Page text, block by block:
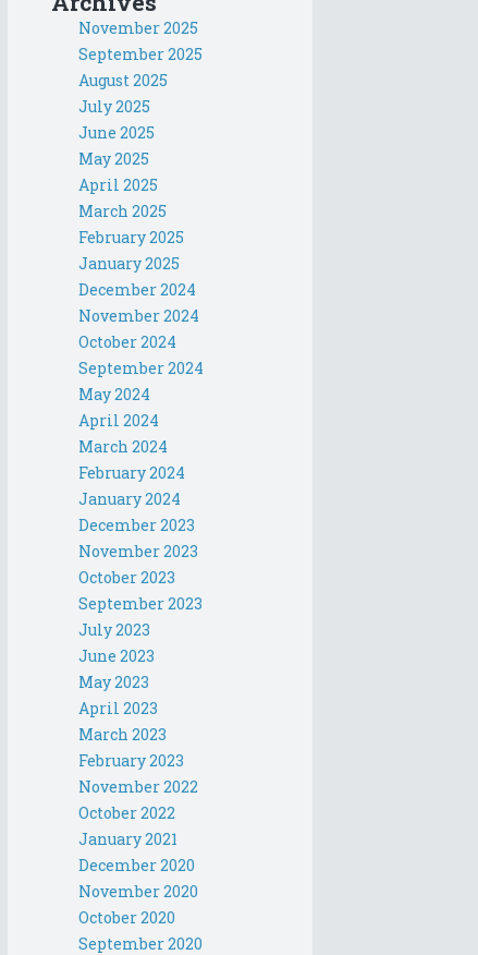
November 2025
September 2025
August 2025
July 2025
June 2025
May 2025
April 2025
March 2025
February 2025
January 2025
December 2024
November 2024
October 2024
September 2024
May 2024
April 2024
March 2024
February 2024
January 2024
December 2023
November 2023
October 2023
September 2023
July 2023
June 2023
May 2023
April 2023
March 2023
February 2023
November 2022
October 2022
January 2021
December 2020
November 2020
October 2020
September 2020